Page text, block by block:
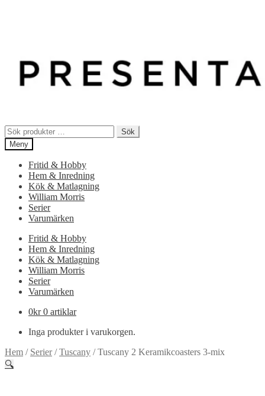
Sök
efter:
Sök
Meny
Fritid & Hobby
Hem & Inredning
Kök & Matlagning
William Morris
Serier
Varumärken
Fritid & Hobby
Hem & Inredning
Kök & Matlagning
William Morris
Serier
Varumärken
0kr 0 artiklar
Inga produkter i varukorgen.
Hem / Serier/Tuscany /Tuscany 2 Keramikcoasters 3-mix
🔍